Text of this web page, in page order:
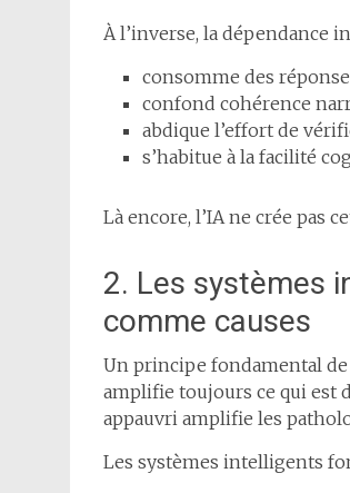
À l’inverse, la dépendance
consomme des
confond cohérence
abdique l’effort de
s’habitue à la facilité
Là encore, l’IA ne crée pas
2. Les systèmes
comme causes
Un principe fondamental
amplifie toujours ce qui est
appauvri amplifie les
Les systèmes intelligents